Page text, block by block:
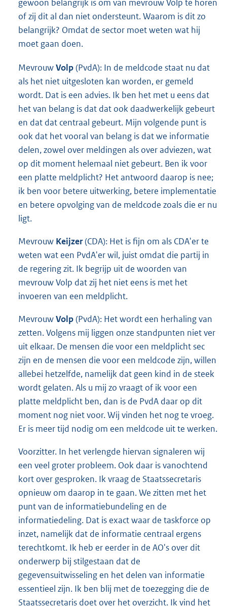
gewoon belangrijk is om van mevrouw Volp te horen
of zij dit al dan niet ondersteunt. Waarom is dit zo
belangrijk? Omdat de sector moet weten wat hij
moet gaan doen.
MevrouwVolp(PvdA): In de meldcode staat nu dat
als het niet uitgesloten kan worden, er gemeld
wordt. Dat is een advies. Ik ben het met u eens dat
het van belang is dat dat ook daadwerkelijk gebeurt
en dat dat centraal gebeurt. Mijn volgende punt is
ook dat het vooral van belang is dat we informatie
delen, zowel over meldingen als over adviezen, wat
op dit moment helemaal niet gebeurt. Ben ik voor
een platte meldplicht? Het antwoord daarop is nee;
ik ben voor betere uitwerking, betere implementatie
en betere opvolging van de meldcode zoals die er nu
ligt.
Mevrouw Keijzer(CDA): Het is fijn om als CDA'er te
weten wat een PvdA'er wil, juist omdat die partij in
de regering zit. Ik begrijp uit de woorden van
mevrouw Volp dat zij het niet eens is met het
invoeren van een meldplicht.
MevrouwVolp(PvdA): Het wordt een herhaling van
zetten. Volgens mij liggen onze standpunten niet ver
uit elkaar. De mensen die voor een meldplicht sec
zijn en de mensen die voor een meldcode zijn, willen
allebei hetzelfde, namelijk dat geen kind in de steek
wordt gelaten. Als u mij zo vraagt of ik voor een
platte meldplicht ben, dan is de PvdA daar op dit
moment nog niet voor. Wij vinden het nog te vroeg.
Er is meer tijd nodig om een meldcode uit te werken.
Voorzitter. In het verlengde hiervan signaleren wij
een veel groter probleem. Ook daar is vanochtend
kort over gesproken. Ik vraag de Staatssecretaris
opnieuw om daarop in te gaan. We zitten met het
punt van de informatiebundeling en de
informatiedeling. Dat is exact waar de taskforce op
inzet, namelijk dat de informatie centraal ergens
terechtkomt. Ik heb er eerder in de AO's over dit
onderwerp bij stilgestaan dat de
gegevensuitwisseling en het delen van informatie
essentieel zijn. Ik ben blij met de toezegging die de
Staatssecretaris doet over het overzicht. Ik vind het